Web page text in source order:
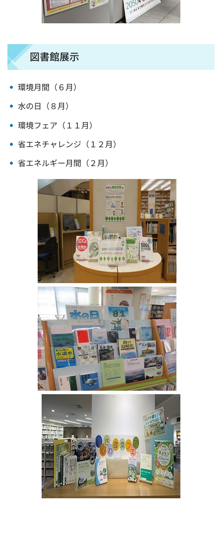
図書館展示
環境月間（６月）
水の日（８月）
環境フェア（１１月）
省エネチャレンジ（１２月）
省エネルギー月間（２月）